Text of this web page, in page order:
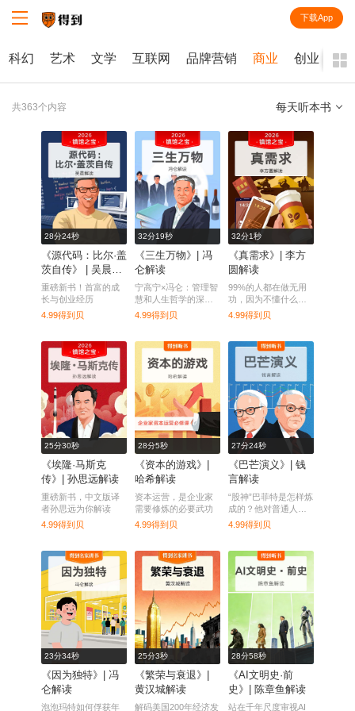
下载App
科幻 艺术 文学 互联网 品牌营销 商业 创业
共363个内容 每天听本书
全部
课程
每天听本书
28分24秒
《源代码：比尔·盖
茨自传》 | 吴晨解
读
重磅新书！首富的成
长与创业经历
4.99得到贝
32分19秒
《三生万物》| 冯
仑解读
宁高宁×冯仑：管理智
慧和人生哲学的深度
碰撞
4.99得到贝
32分1秒
《真需求》| 李方
圆解读
99%的人都在做无用
功，因为不懂什么是
“真需求”。
4.99得到贝
25分30秒
《埃隆·马斯克
传》| 孙思远解读
重磅新书，中文版译
者孙思远为你解读
4.99得到贝
28分5秒
《资本的游戏》|
哈希解读
资本运营，是企业家
需要修炼的必要武功
4.99得到贝
27分24秒
《巴芒演义》| 钱
言解读
“股神”巴菲特是怎样炼
成的？他对普通人的
投资建议又是什么？
4.99得到贝
23分34秒
《因为独特》| 冯
仑解读
泡泡玛特如何俘获年
25分3秒
《繁荣与衰退》|
黄汉城解读
解码美国200年经济发
28分58秒
《AI文明史·前
史》| 陈章鱼解读
站在千年尺度审视AI